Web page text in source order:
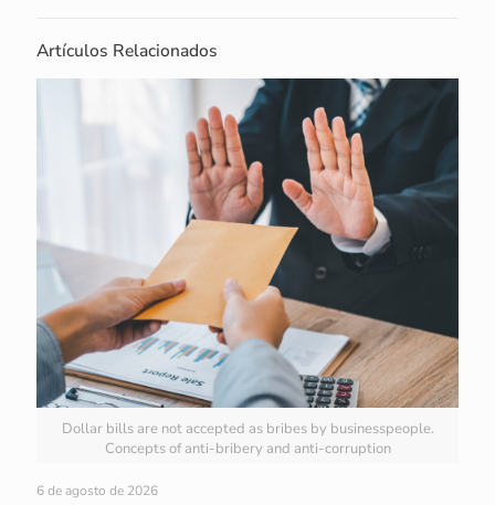
Artículos Relacionados
Dollar bills are not accepted as bribes by businesspeople.
Concepts of anti-bribery and anti-corruption
6 de agosto de 2026